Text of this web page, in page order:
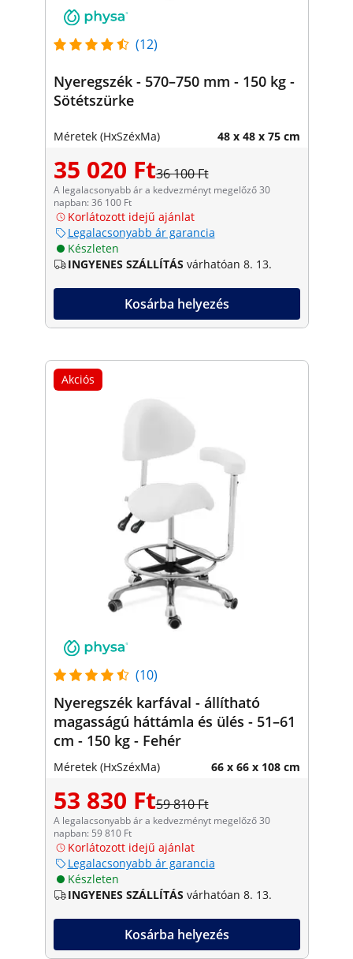
(12)
Nyeregszék - 570–750 mm - 150 kg -
Sötétszürke
Méretek (HxSzéxMa) 48 x 48 x 75 cm
35 020 Ft36 100 Ft
A legalacsonyabb ár a kedvezményt megelőző 30
napban: 36 100 Ft
Korlátozott idejű ajánlat
Legalacsonyabb ár garancia
Készleten
INGYENES SZÁLLÍTÁS várhatóan 8. 13.
Kosárba helyezés
Akciós
(10)
Nyeregszék karfával - állítható
magasságú háttámla és ülés - 51–61
cm - 150 kg - Fehér
Méretek (HxSzéxMa) 66 x 66 x 108 cm
53 830 Ft59 810 Ft
A legalacsonyabb ár a kedvezményt megelőző 30
napban: 59 810 Ft
Korlátozott idejű ajánlat
Legalacsonyabb ár garancia
Készleten
INGYENES SZÁLLÍTÁS várhatóan 8. 13.
Kosárba helyezés